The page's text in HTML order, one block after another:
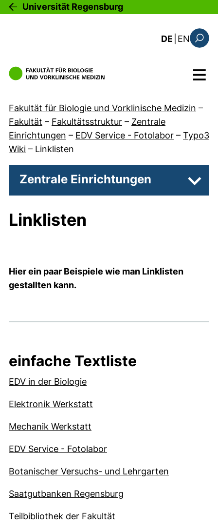
Direkt zum Inhalt
Universität Regensburg
DE EN: the
Menü
Fakultät für Biologie und Vorklinische Medizin –
Fakultät – Fakultätsstruktur – Zentrale
Einrichtungen – EDV Service - Fotolabor – Typo3
Wiki – Linklisten
Zentrale Einrichtungen
Linklisten
Hier ein paar Beispiele wie man Linklisten
gestallten kann.
einfache Textliste
EDV in der Biologie
Elektronik Werkstatt
Mechanik Werkstatt
EDV Service - Fotolabor
Botanischer Versuchs- und Lehrgarten
Saatgutbanken Regensburg
Teilbibliothek der Fakultät